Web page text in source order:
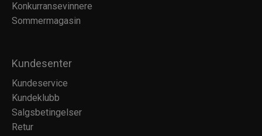
Konkurransevinnere
Sommermagasin
Kundesenter
Kundeservice
Kundeklubb
Salgsbetingelser
Retur